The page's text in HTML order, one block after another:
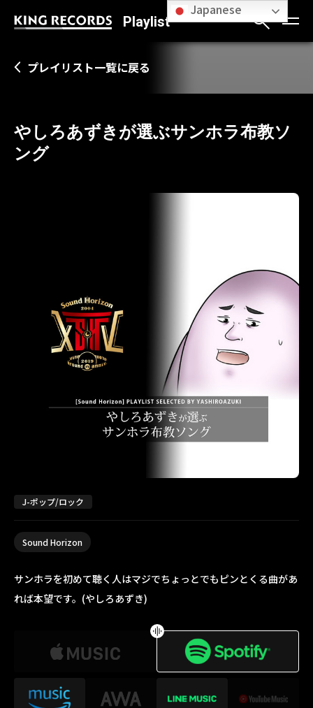
Playlist
プレイリスト一覧に戻る
やしろあずきが選ぶサンホラ布教ソ
ング
J-ポップ/ロック
Sound Horizon
サンホラを初めて聴く人はマジでちょっとでもピンとくる曲があ
れば本望です。(やしろあずき)
Japanese